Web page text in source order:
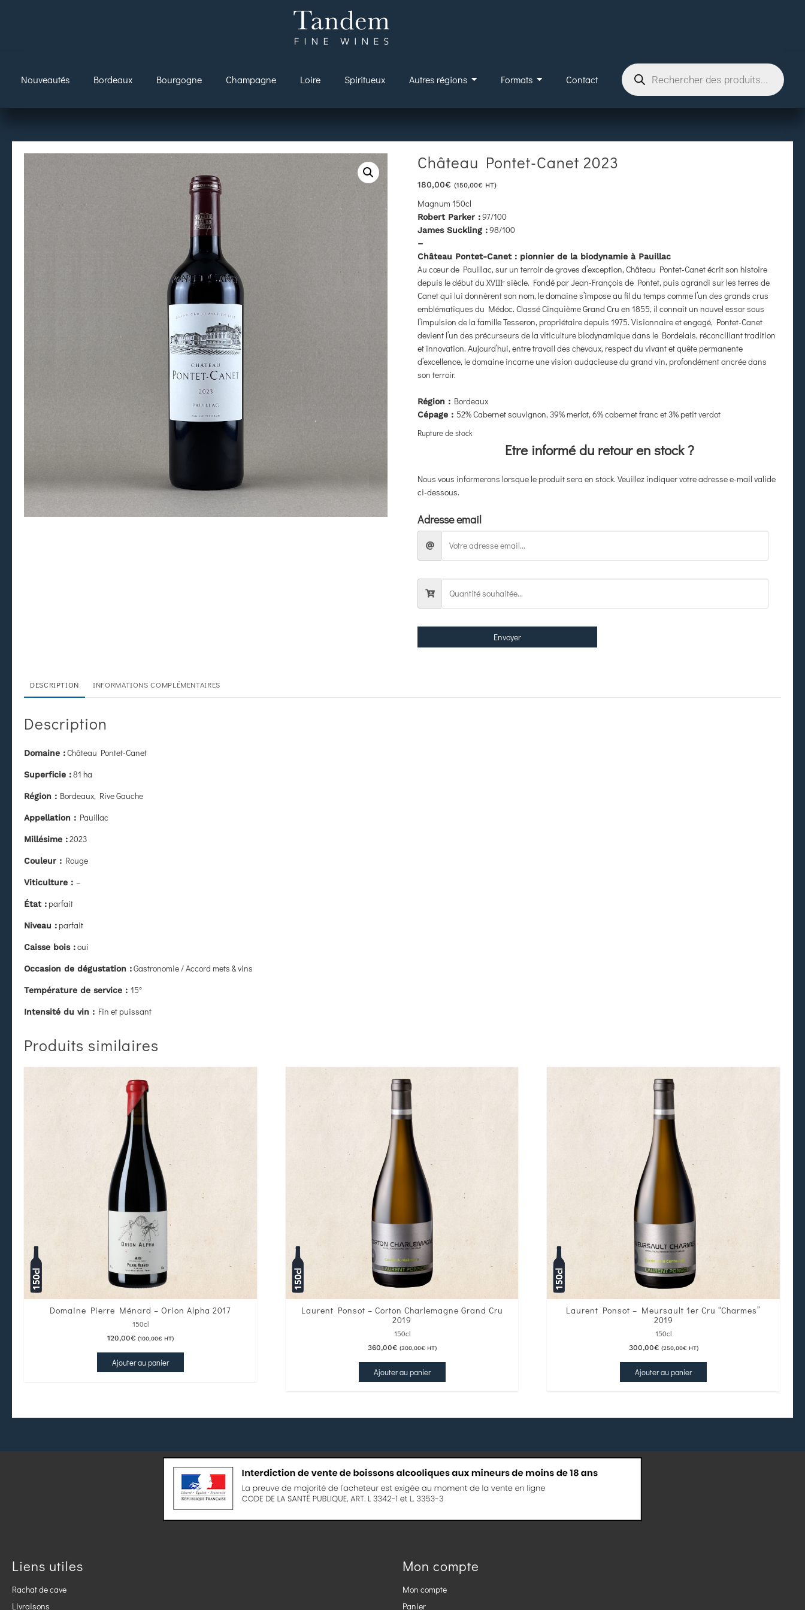
Nouveautés Bordeaux Bourgogne Champagne Loire Spiritueux Autres régions Formats Contact
Château Pontet-Canet 2023
180,00€ (150,00€ HT)
Magnum 150cl
Robert Parker : 97/100
James Suckling : 98/100
–
Château Pontet-Canet : pionnier de la biodynamie à Pauillac
Au cœur de Pauillac, sur un terroir de graves d’exception, Château Pontet-Canet écrit son histoire
depuis le début du XVIIIᵉ siècle. Fondé par Jean-François de Pontet, puis agrandi sur les terres de
Canet qui lui donnèrent son nom, le domaine s’impose au fil du temps comme l’un des grands crus
emblématiques du Médoc. Classé Cinquième Grand Cru en 1855, il connaît un nouvel essor sous
l’impulsion de la famille Tesseron, propriétaire depuis 1975. Visionnaire et engagé, Pontet-Canet
devient l’un des précurseurs de la viticulture biodynamique dans le Bordelais, réconciliant tradition
et innovation. Aujourd’hui, entre travail des chevaux, respect du vivant et quête permanente
d’excellence, le domaine incarne une vision audacieuse du grand vin, profondément ancrée dans
son terroir.
Région : Bordeaux
Cépage : 52% Cabernet sauvignon, 39% merlot, 6% cabernet franc et 3% petit verdot
Rupture de stock
Etre informé du retour en stock ?
Nous vous informerons lorsque le produit sera en stock. Veuillez indiquer votre adresse e-mail valide
ci-dessous.
Adresse email
Envoyer
DESCRIPTION INFORMATIONS COMPLÉMENTAIRES
Description
Domaine :Château Pontet-Canet
Superficie :81 ha
Région : Bordeaux, Rive Gauche
Appellation : Pauillac
Millésime :2023
Couleur : Rouge
Viticulture : –
État: parfait
Niveau : parfait
Caisse bois :oui
Occasion de dégustation :Gastronomie / Accord mets & vins
Température de service : 15°
Intensité du vin : Fin et puissant
Produits similaires
Domaine Pierre Ménard – Orion Alpha 2017
150cl
120,00€ (100,00€HT)
Ajouter au panier
Laurent Ponsot – Corton Charlemagne Grand Cru
2019
150cl
360,00€ (300,00€HT)
Ajouter au panier
Laurent Ponsot – Meursault 1er Cru “Charmes”
2019
150cl
300,00€ (250,00€HT)
Ajouter au panier
Liens utiles
Rachat de cave
Livraisons
Mon compte
Mon compte
Panier